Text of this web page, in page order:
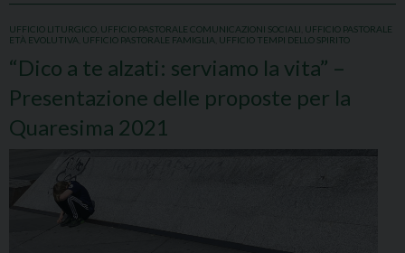
UFFICIO LITURGICO UFFICIO PASTORALE COMUNICAZIONI SOCIALI UFFICIO PASTORALE
ETÀ EVOLUTIVA UFFICIO PASTORALE FAMIGLIA UFFICIO TEMPI DELLO SPIRITO
“Dico a te alzati: serviamo la vita” –
Presentazione delle proposte per la
Quaresima 2021